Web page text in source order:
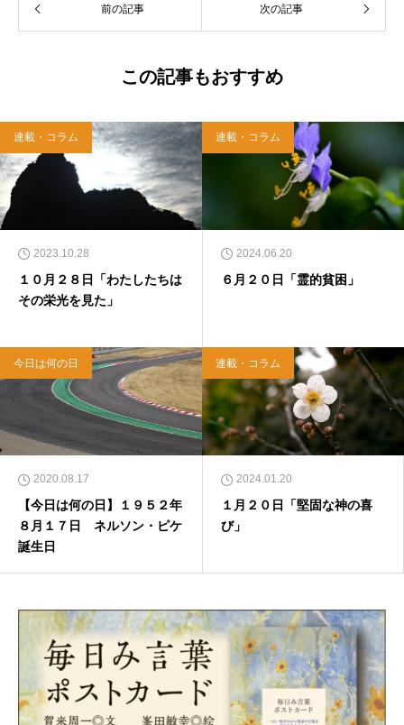
前の記事 次の記事
この記事もおすすめ
連載・コラム
2023.10.28
１０月２８日「わたしたちは
その栄光を見た」
連載・コラム
2024.06.20
６月２０日「霊的貧困」
今日は何の日
2020.08.17
【今日は何の日】１９５２年
８月１７日 ネルソン・ピケ
誕生日
連載・コラム
2024.01.20
１月２０日「堅固な神の喜
び」